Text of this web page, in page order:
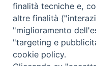
finalità tecniche e,
altre finalità
"miglioramento
"targeting e
cookie policy.